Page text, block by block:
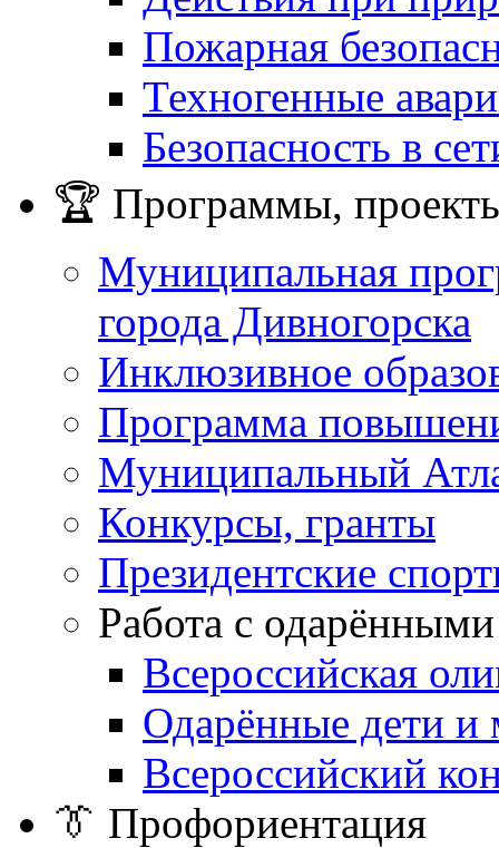
Пожарная
Техногенные
Безопасность в
🏆 Программы,
Муниципальная
города Дивногорска
Инклюзивное
Программа
Муниципальный
Конкурсы, гранты
Президентские
Работа с
Всероссийская
Одарённые дети и
Всероссийский
👔 Профориентация